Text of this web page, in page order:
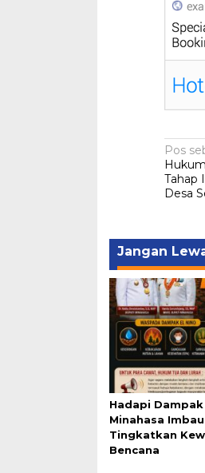
pos
Pos
Tahap
Desa
Jangan
Hadapi
Minahasa
Tingkatkan
Bencana